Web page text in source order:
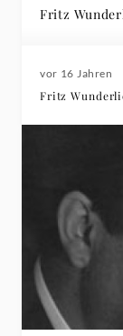
Fritz
vor 16 Jahren
Fritz